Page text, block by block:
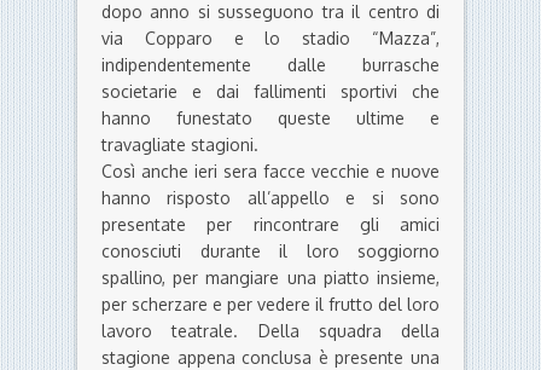
dopo anno si susseguono tra il centro di
via Copparo e lo stadio “Mazza”,
indipendentemente dalle burrasche
societarie e dai fallimenti sportivi che
hanno funestato queste ultime e
travagliate stagioni.
Così anche ieri sera facce vecchie e nuove
hanno risposto all’appello e si sono
presentate per rincontrare gli amici
conosciuti durante il loro soggiorno
spallino, per mangiare una piatto insieme,
per scherzare e per vedere il frutto del loro
lavoro teatrale. Della squadra della
stagione appena conclusa è presente una